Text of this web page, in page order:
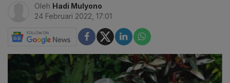
Oleh Hadi Mulyono
24 Februari 2022, 17:01